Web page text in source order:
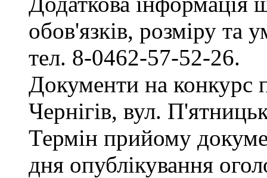
обов'язків, розміру та
тел. 8-0462-57-52-26.
Документи на конкурс
Чернігів, вул.
Термін прийому
дня опублікування